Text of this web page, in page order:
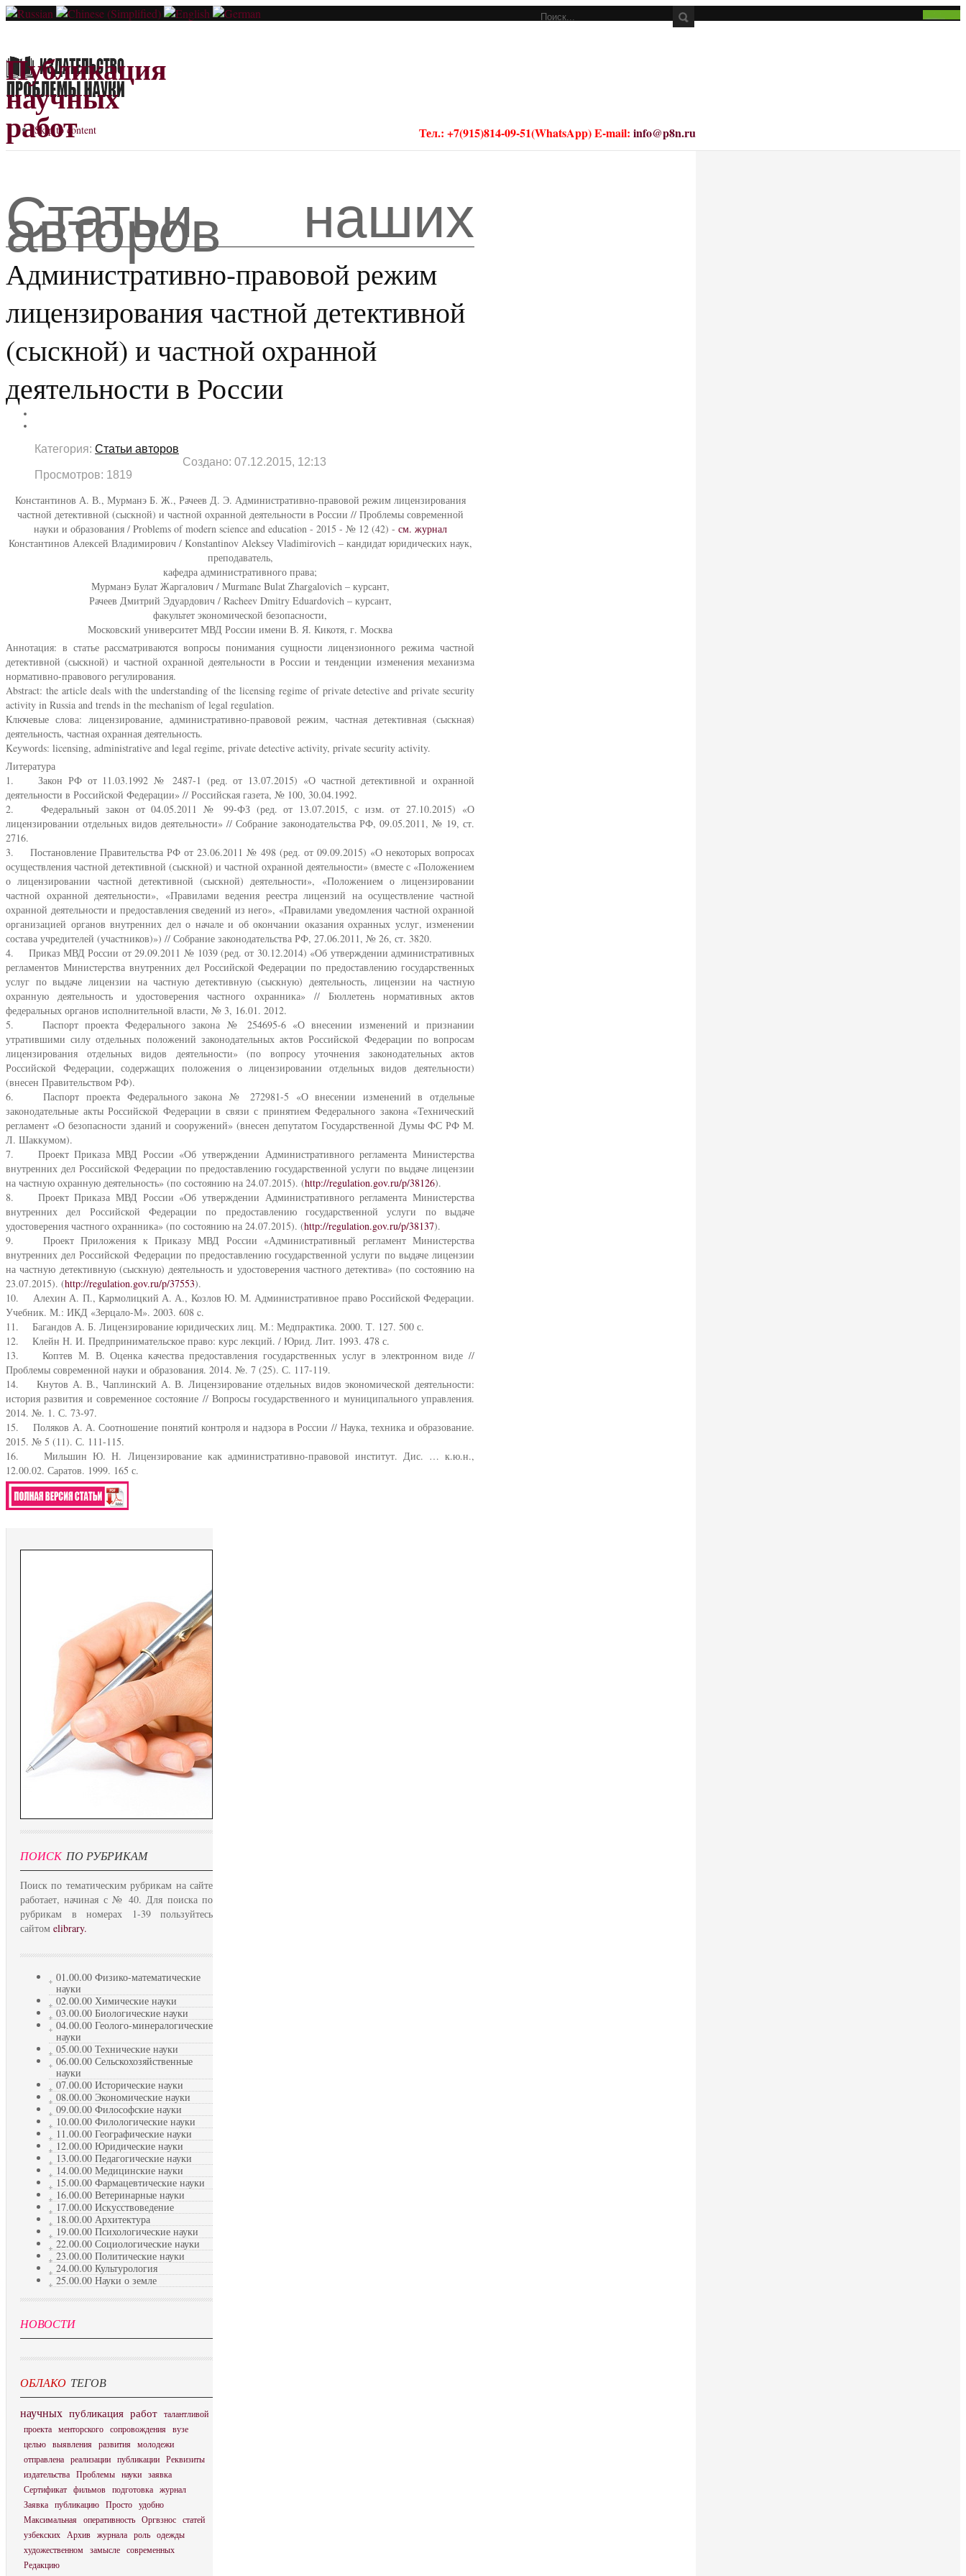
Публикация
научных
работ Тел.: +7(915)814-09-51(WhatsApp) E-mail: info@p8n.ru
Skip to content
Статьи наших
авторов
Административно-правовой режим
лицензирования частной детективной
(сыскной) и частной охранной
деятельности в России
Категория: Статьи авторов
Создано: 07.12.2015, 12:13
Просмотров: 1819
Константинов А. В., Мурманэ Б. Ж., Рачеев Д. Э. Административно-правовой режим лицензирования
частной детективной (сыскной) и частной охранной деятельности в России // Проблемы современной
науки и образования / Problems of modern science and education - 2015 - № 12 (42) - см. журнал
Константинов Алексей Владимирович / Konstantinov Aleksey Vladimirovich – кандидат юридических наук,
преподаватель,
кафедра административного права;
Мурманэ Булат Жаргалович / Murmane Bulat Zhargalovich – курсант,
Рачеев Дмитрий Эдуардович / Racheev Dmitry Eduardovich – курсант,
факультет экономической безопасности,
Московский университет МВД России имени В. Я. Кикотя, г. Москва
Аннотация: в статье рассматриваются вопросы понимания сущности лицензионного режима частной
детективной (сыскной) и частной охранной деятельности в России и тенденции изменения механизма
нормативно-правового регулирования.
Abstract: the article deals with the understanding of the licensing regime of private detective and private security
activity in Russia and trends in the mechanism of legal regulation.
Ключевые слова: лицензирование, административно-правовой режим, частная детективная (сыскная)
деятельность, частная охранная деятельность.
Keywords: licensing, administrative and legal regime, private detective activity, private security activity.
Литература
1. Закон РФ от 11.03.1992 № 2487-1 (ред. от 13.07.2015) «О частной детективной и охранной
деятельности в Российской Федерации» // Российская газета, № 100, 30.04.1992.
2. Федеральный закон от 04.05.2011 № 99-ФЗ (ред. от 13.07.2015, с изм. от 27.10.2015) «О
лицензировании отдельных видов деятельности» // Собрание законодательства РФ, 09.05.2011, № 19, ст.
2716.
3. Постановление Правительства РФ от 23.06.2011 № 498 (ред. от 09.09.2015) «О некоторых вопросах
осуществления частной детективной (сыскной) и частной охранной деятельности» (вместе с «Положением
о лицензировании частной детективной (сыскной) деятельности», «Положением о лицензировании
частной охранной деятельности», «Правилами ведения реестра лицензий на осуществление частной
охранной деятельности и предоставления сведений из него», «Правилами уведомления частной охранной
организацией органов внутренних дел о начале и об окончании оказания охранных услуг, изменении
состава учредителей (участников)») // Собрание законодательства РФ, 27.06.2011, № 26, ст. 3820.
4. Приказ МВД России от 29.09.2011 № 1039 (ред. от 30.12.2014) «Об утверждении административных
регламентов Министерства внутренних дел Российской Федерации по предоставлению государственных
услуг по выдаче лицензии на частную детективную (сыскную) деятельность, лицензии на частную
охранную деятельность и удостоверения частного охранника» // Бюллетень нормативных актов
федеральных органов исполнительной власти, № 3, 16.01. 2012.
5. Паспорт проекта Федерального закона № 254695-6 «О внесении изменений и признании
утратившими силу отдельных положений законодательных актов Российской Федерации по вопросам
лицензирования отдельных видов деятельности» (по вопросу уточнения законодательных актов
Российской Федерации, содержащих положения о лицензировании отдельных видов деятельности)
(внесен Правительством РФ).
6. Паспорт проекта Федерального закона № 272981-5 «О внесении изменений в отдельные
законодательные акты Российской Федерации в связи с принятием Федерального закона «Технический
регламент «О безопасности зданий и сооружений» (внесен депутатом Государственной Думы ФС РФ М.
Л. Шаккумом).
7. Проект Приказа МВД России «Об утверждении Административного регламента Министерства
внутренних дел Российской Федерации по предоставлению государственной услуги по выдаче лицензии
на частную охранную деятельность» (по состоянию на 24.07.2015). (http://regulation.gov.ru/p/38126).
8. Проект Приказа МВД России «Об утверждении Административного регламента Министерства
внутренних дел Российской Федерации по предоставлению государственной услуги по выдаче
удостоверения частного охранника» (по состоянию на 24.07.2015). (http://regulation.gov.ru/p/38137).
9. Проект Приложения к Приказу МВД России «Административный регламент Министерства
внутренних дел Российской Федерации по предоставлению государственной услуги по выдаче лицензии
на частную детективную (сыскную) деятельность и удостоверения частного детектива» (по состоянию на
23.07.2015). (http://regulation.gov.ru/p/37553).
10. Алехин А. П., Кармолицкий А. А., Козлов Ю. М. Административное право Российской Федерации.
Учебник. М.: ИКД «Зерцало-М». 2003. 608 c.
11. Багандов А. Б. Лицензирование юридических лиц. М.: Медпрактика. 2000. Т. 127. 500 с.
12. Клейн Н. И. Предпринимательское право: курс лекций. / Юрид. Лит. 1993. 478 с.
13. Коптев М. В. Оценка качества предоставления государственных услуг в электронном виде //
Проблемы современной науки и образования. 2014. №. 7 (25). С. 117-119.
14. Кнутов А. В., Чаплинский А. В. Лицензирование отдельных видов экономической деятельности:
история развития и современное состояние // Вопросы государственного и муниципального управления.
2014. №. 1. С. 73-97.
15. Поляков А. А. Соотношение понятий контроля и надзора в России // Наука, техника и образование.
2015. № 5 (11). С. 111-115.
16. Мильшин Ю. Н. Лицензирование как административно-правовой институт. Дис. … к.ю.н.,
12.00.02. Саратов. 1999. 165 с.
ПОИСК ПО РУБРИКАМ
Поиск по тематическим рубрикам на сайте
работает, начиная с № 40. Для поиска по
рубрикам в номерах 1-39 пользуйтесь
сайтом elibrary.
01.00.00 Физико-математические
науки
02.00.00 Химические науки
03.00.00 Биологические науки
04.00.00 Геолого-минералогические
науки
05.00.00 Технические науки
06.00.00 Сельскохозяйственные
науки
07.00.00 Исторические науки
08.00.00 Экономические науки
09.00.00 Философские науки
10.00.00 Филологические науки
11.00.00 Географические науки
12.00.00 Юридические науки
13.00.00 Педагогические науки
14.00.00 Медицинские науки
15.00.00 Фармацевтические науки
16.00.00 Ветеринарные науки
17.00.00 Искусствоведение
18.00.00 Архитектура
19.00.00 Психологические науки
22.00.00 Социологические науки
23.00.00 Политические науки
24.00.00 Культурология
25.00.00 Науки о земле
НОВОСТИ
ОБЛАКО ТЕГОВ
научных публикация работ талантливой
проекта менторского сопровождения вузе
целью выявления развития молодежи
отправлена реализации публикации Реквизиты
издательства Проблемы науки заявка
Сертификат фильмов подготовка журнал
Заявка публикацию Просто удобно
Максимальная оперативность Оргвзнос статей
узбекских
Архив журнала роль одежды
художественном замысле современных
Редакцию